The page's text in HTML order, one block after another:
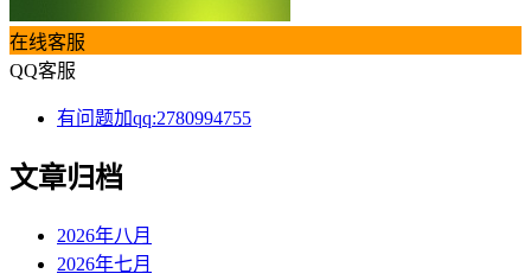
在线客服
QQ客服
有问题加qq:2780994755
文章归档
2026年八月
2026年七月